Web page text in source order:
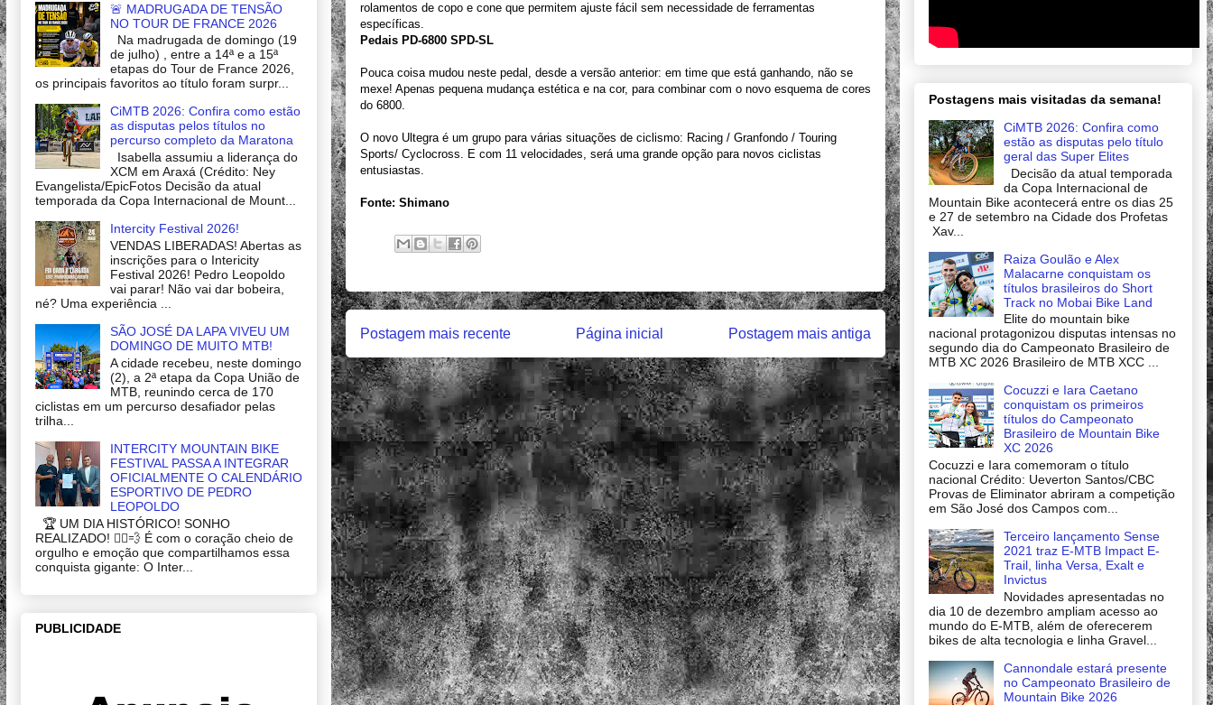
rolamentos de copo e cone que permitem ajuste fácil sem necessidade de ferramentas
específicas.
Pedais PD-6800 SPD-SL
Pouca coisa mudou neste pedal, desde a versão anterior: em time que está ganhando, não se
mexe! Apenas pequena mudança estética e na cor, para combinar com o novo esquema de cores
do 6800.
O novo Ultegra é um grupo para várias situações de ciclismo: Racing / Granfondo / Touring
Sports/ Cyclocross. E com 11 velocidades, será uma grande opção para novos ciclistas
entusiastas.
Fonte: Shimano
Postagem mais recente Postagem mais antiga
Página inicial
🚨 MADRUGADA DE TENSÃO
NO TOUR DE FRANCE 2026
Na madrugada de domingo (19
de julho) , entre a 14ª e a 15ª
etapas do Tour de France 2026,
os principais favoritos ao título foram surpr...
CiMTB 2026: Confira como estão
as disputas pelos títulos no
percurso completo da Maratona
Isabella assumiu a liderança do
XCM em Araxá (Crédito: Ney
Evangelista/EpicFotos Decisão da atual
temporada da Copa Internacional de Mount...
Intercity Festival 2026!
VENDAS LIBERADAS! Abertas as
inscrições para o Intericity
Festival 2026! Pedro Leopoldo
vai parar! Não vai dar bobeira,
né? Uma experiência ...
SÃO JOSÉ DA LAPA VIVEU UM
DOMINGO DE MUITO MTB!
A cidade recebeu, neste domingo
(2), a 2ª etapa da Copa União de
MTB, reunindo cerca de 170
ciclistas em um percurso desafiador pelas
trilha...
INTERCITY MOUNTAIN BIKE
FESTIVAL PASSA A INTEGRAR
OFICIALMENTE O CALENDÁRIO
ESPORTIVO DE PEDRO
LEOPOLDO
🏆 UM DIA HISTÓRICO! SONHO
REALIZADO! 🚴‍♂️💨 É com o coração cheio de
orgulho e emoção que compartilhamos essa
conquista gigante: O Inter...
PUBLICIDADE
Postagens mais visitadas da semana!
CiMTB 2026: Confira como
estão as disputas pelo título
geral das Super Elites
Decisão da atual temporada
da Copa Internacional de
Mountain Bike acontecerá entre os dias 25
e 27 de setembro na Cidade dos Profetas
Xav...
Raiza Goulão e Alex
Malacarne conquistam os
títulos brasileiros do Short
Track no Mobai Bike Land
Elite do mountain bike
nacional protagonizou disputas intensas no
segundo dia do Campeonato Brasileiro de
MTB XC 2026 Brasileiro de MTB XCC ...
Cocuzzi e Iara Caetano
conquistam os primeiros
títulos do Campeonato
Brasileiro de Mountain Bike
XC 2026
Cocuzzi e Iara comemoram o título
nacional Crédito: Ueverton Santos/CBC
Provas de Eliminator abriram a competição
em São José dos Campos com...
Terceiro lançamento Sense
2021 traz E-MTB Impact E-
Trail, linha Versa, Exalt e
Invictus
Novidades apresentadas no
dia 10 de dezembro ampliam acesso ao
mundo do E-MTB, além de oferecerem
bikes de alta tecnologia e linha Gravel...
Cannondale estará presente
no Campeonato Brasileiro de
Mountain Bike 2026